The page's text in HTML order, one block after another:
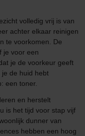
volledig vrij is van
achter elkaar reinigen
te voorkomen. De
je voor een
je de voorkeur geeft
je de huid hebt
een toner.
en herstelt
is het tijd voor stap vijf
dunner van
hebben een hoog